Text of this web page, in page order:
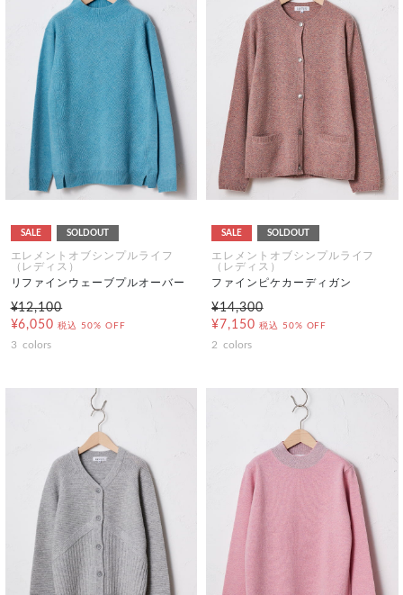
SALE SOLDOUT
エレメントオブシンプルライフ
（レディス）
リファインウェーブプルオーバー
¥12,100
¥6,050 税込 50% OFF
3 colors
SALE SOLDOUT
エレメントオブシンプルライフ
（レディス）
ファインピケカーディガン
¥14,300
¥7,150 税込 50% OFF
2 colors